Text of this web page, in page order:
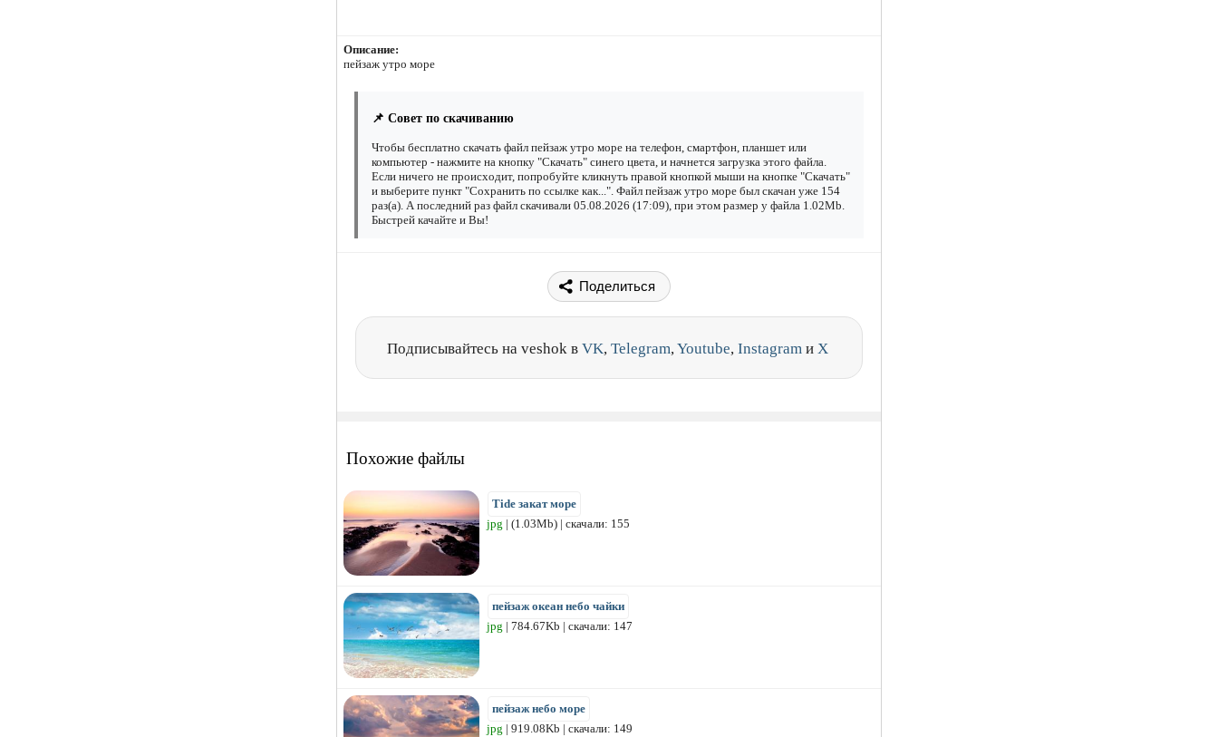
Описание:
пейзаж утро море
📌 Совет по скачиванию
Чтобы бесплатно скачать файл пейзаж утро море на телефон, смартфон, планшет или
компьютер - нажмите на кнопку "Скачать" синего цвета, и начнется загрузка этого файла.
Если ничего не происходит, попробуйте кликнуть правой кнопкой мыши на кнопке "Скачать"
и выберите пункт "Сохранить по ссылке как...". Файл пейзаж утро море был скачан уже 154
раз(а). А последний раз файл скачивали 05.08.2026 (17:09), при этом размер у файла 1.02Mb.
Быстрей качайте и Вы!
Поделиться
Подписывайтесь на veshok в VK, Telegram,Youtube, Instagram и X
Похожие файлы
Tide закат море
jpg | (1.03Mb) | скачали: 155
пейзаж океан небо чайки
jpg | 784.67Kb | скачали: 147
пейзаж небо море
jpg | 919.08Kb | скачали: 149